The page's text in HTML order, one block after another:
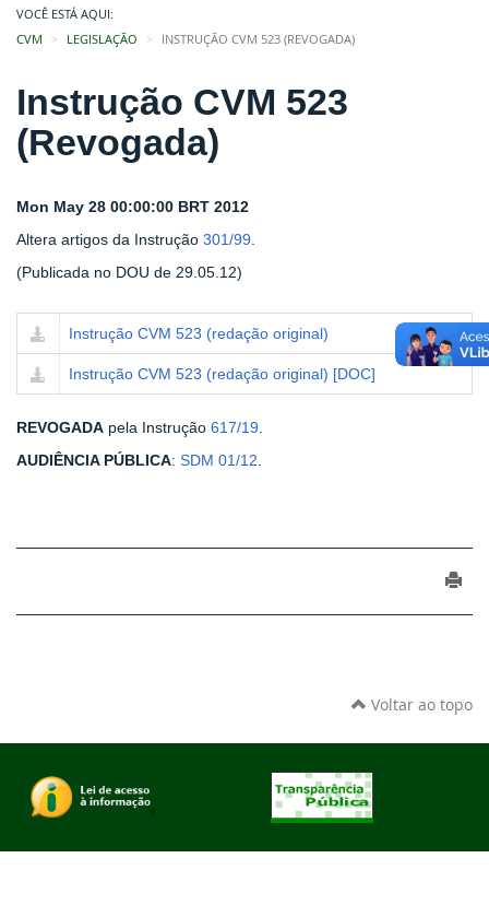
VOCÊ ESTÁ AQUI:
CVM
LEGISLAÇÃO INSTRUÇÃO CVM 523 (REVOGADA)
Instrução CVM 523
(Revogada)
Mon May 28 00:00:00 BRT 2012
Altera artigos da Instrução 301/99
(Publicada no DOU de 29.05.12)
Instrução CVM 523 (redação original)
Instrução CVM 523 (redação original) [DOC]
REVOGADA pela Instrução 617/19
AUDIÊNCIA PÚBLICA: SDM 01/12
Voltar ao topo